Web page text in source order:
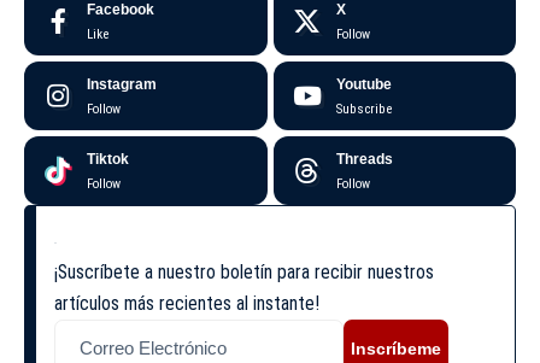
Facebook
Like
X
Follow
Instagram
Follow
Youtube
Subscribe
Tiktok
Follow
Threads
Follow
¡Suscríbete a nuestro boletín para recibir nuestros
artículos más recientes al instante!
Inscríbeme